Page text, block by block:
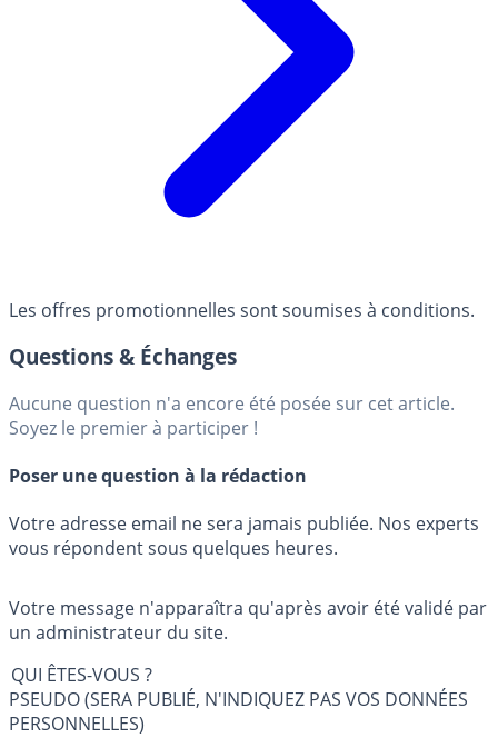
Les offres promotionnelles sont soumises à conditions.
Questions & Échanges
Aucune question n'a encore été posée sur cet article.
Soyez le premier à participer !
Poser une question à la rédaction
Votre adresse email ne sera jamais publiée. Nos experts
vous répondent sous quelques heures.
Votre message n'apparaîtra qu'après avoir été validé par
un administrateur du site.
QUI ÊTES-VOUS ?
PSEUDO (SERA PUBLIÉ, N'INDIQUEZ PAS VOS DONNÉES
PERSONNELLES)